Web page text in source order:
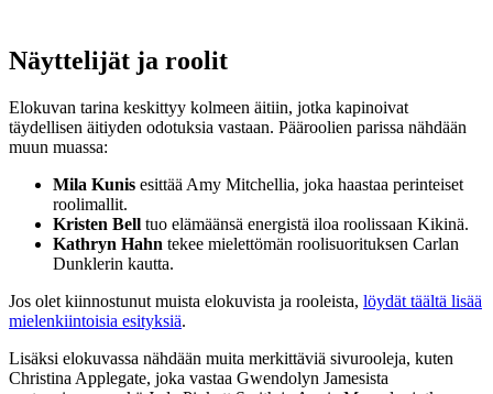
Näyttelijät ja roolit
Elokuvan tarina keskittyy kolmeen äitiin, jotka kapinoivat
täydellisen äitiyden odotuksia vastaan. Pääroolien parissa nähdään
muun muassa:
Mila Kunis esittää Amy Mitchellia, joka haastaa perinteiset
roolimallit.
Kristen Bell tuo elämäänsä energistä iloa roolissaan Kikinä.
Kathryn Hahn tekee mielettömän roolisuorituksen Carlan
Dunklerin kautta.
Jos olet kiinnostunut muista elokuvista ja rooleista, löydät täältä lisää
mielenkiintoisia esityksiä.
Lisäksi elokuvassa nähdään muita merkittäviä sivurooleja, kuten
Christina Applegate, joka vastaa Gwendolyn Jamesista